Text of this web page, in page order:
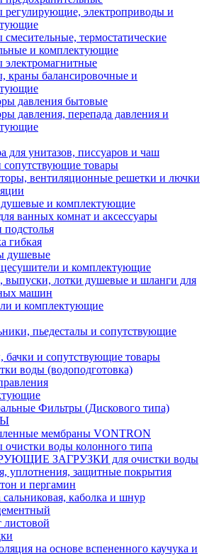
регулирующие, электроприводы и
термостатические
и комплектующие
электромагнитные
краны балансировочные и
давления бытовые
давления, перепада давления и
для унитазов, писсуаров и чаш
товары
вентиляционные решетки и лючки
и комплектующие
ванных комнат и аксессуары
гибкая
душевые
и комплектующие
лотки душевые и шланги для
машин
и комплектующие
пьедесталы и сопутствующие
бачки и сопутствующие товары
воды (водоподготовка)
Фильтры (Дискового типа)
мембраны VONTRON
воды колонного типа
ЗАГРУЗКИ для очистки воды
уплотнения, защитные покрытия
и пергамин
каболка и шнур
на основе вспененного каучука и